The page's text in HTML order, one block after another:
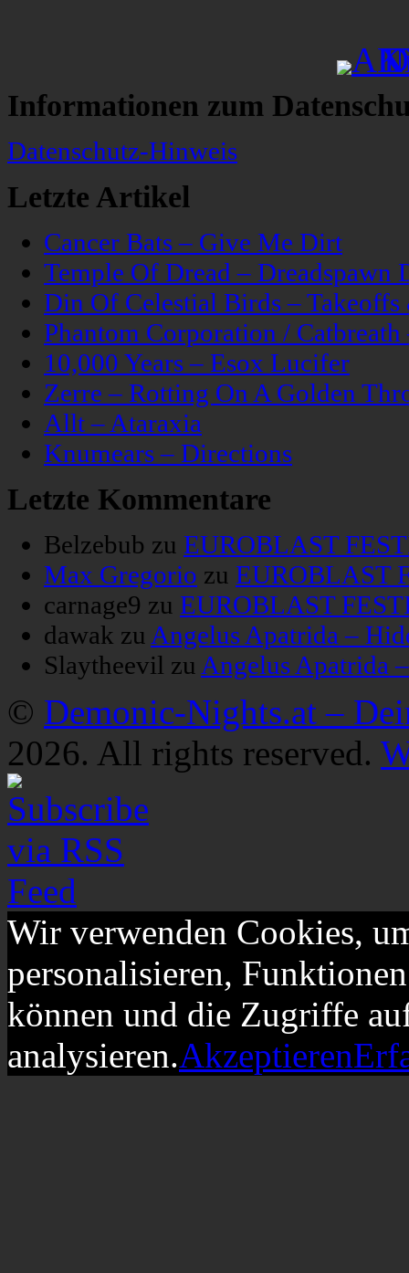
Informationen zum
Datenschutz-Hinweis
Letzte Artikel
Cancer Bats – Give Me Dirt
Temple Of Dread – Dreadspawn
Din Of Celestial Birds –
Phantom Corporation /
10,000 Years – Esox Lucifer
Zerre – Rotting On A Golden
Allt – Ataraxia
Knumears – Directions
Letzte Kommentare
Belzebub zu EUROBLAST
Max Gregorio zu EUROBLAST
carnage9 zu EUROBLAST
dawak zu Angelus Apatrida –
Slaytheevil zu Angelus Apatrida
© Demonic-Nights.at –
2026. All rights reserved.
Wir verwenden Cookies,
personalisieren,
können und die Zugriffe
analysieren.Akzeptieren